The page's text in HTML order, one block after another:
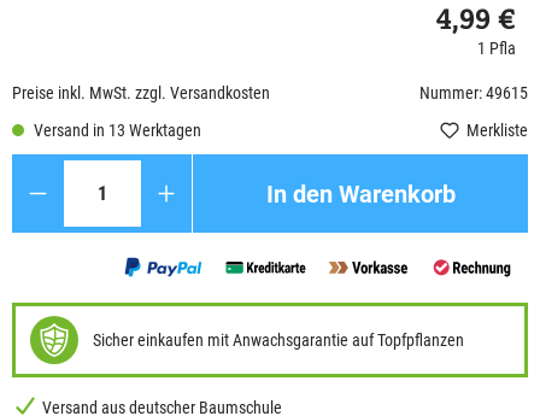
4,99 €
1 Pfla
Preise inkl. MwSt. zzgl. Versandkosten
Nummer: 49615
Versand in 13 Werktagen
Merkliste
In den Warenkorb
Sicher einkaufen mit Anwachsgarantie auf Topfpflanzen
Versand aus deutscher Baumschule